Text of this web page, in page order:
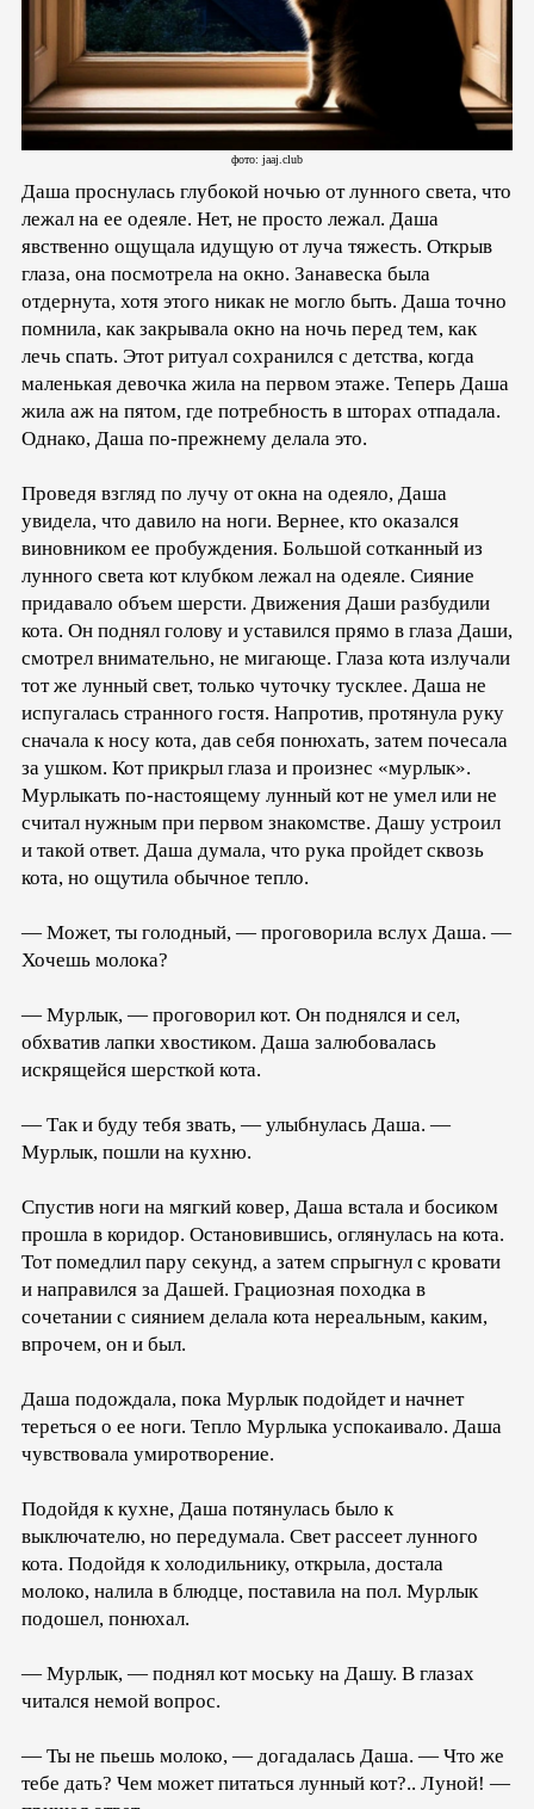
фото: jaaj.club
Даша проснулась глубокой ночью от лунного света, что
лежал на ее одеяле. Нет, не просто лежал. Даша
явственно ощущала идущую от луча тяжесть. Открыв
глаза, она посмотрела на окно. Занавеска была
отдернута, хотя этого никак не могло быть. Даша точно
помнила, как закрывала окно на ночь перед тем, как
лечь спать. Этот ритуал сохранился с детства, когда
маленькая девочка жила на первом этаже. Теперь Даша
жила аж на пятом, где потребность в шторах отпадала.
Однако, Даша по-прежнему делала это.
Проведя взгляд по лучу от окна на одеяло, Даша
увидела, что давило на ноги. Вернее, кто оказался
виновником ее пробуждения. Большой сотканный из
лунного света кот клубком лежал на одеяле. Сияние
придавало объем шерсти. Движения Даши разбудили
кота. Он поднял голову и уставился прямо в глаза Даши,
смотрел внимательно, не мигающе. Глаза кота излучали
тот же лунный свет, только чуточку тусклее. Даша не
испугалась странного гостя. Напротив, протянула руку
сначала к носу кота, дав себя понюхать, затем почесала
за ушком. Кот прикрыл глаза и произнес «мурлык».
Мурлыкать по-настоящему лунный кот не умел или не
считал нужным при первом знакомстве. Дашу устроил
и такой ответ. Даша думала, что рука пройдет сквозь
кота, но ощутила обычное тепло.
— Может, ты голодный, — проговорила вслух Даша. —
Хочешь молока?
— Мурлык, — проговорил кот. Он поднялся и сел,
обхватив лапки хвостиком. Даша залюбовалась
искрящейся шерсткой кота.
— Так и буду тебя звать, — улыбнулась Даша. —
Мурлык, пошли на кухню.
Спустив ноги на мягкий ковер, Даша встала и босиком
прошла в коридор. Остановившись, оглянулась на кота.
Тот помедлил пару секунд, а затем спрыгнул с кровати
и направился за Дашей. Грациозная походка в
сочетании с сиянием делала кота нереальным, каким,
впрочем, он и был.
Даша подождала, пока Мурлык подойдет и начнет
тереться о ее ноги. Тепло Мурлыка успокаивало. Даша
чувствовала умиротворение.
Подойдя к кухне, Даша потянулась было к
выключателю, но передумала. Свет рассеет лунного
кота. Подойдя к холодильнику, открыла, достала
молоко, налила в блюдце, поставила на пол. Мурлык
подошел, понюхал.
— Мурлык, — поднял кот моську на Дашу. В глазах
читался немой вопрос.
— Ты не пьешь молоко, — догадалась Даша. — Что же
тебе дать? Чем может питаться лунный кот?.. Луной! —